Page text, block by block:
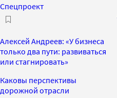
Спецпроект
Алексей Андреев: «У бизнеса
только два пути: развиваться
или стагнировать»
Каковы перспективы
дорожной отрасли